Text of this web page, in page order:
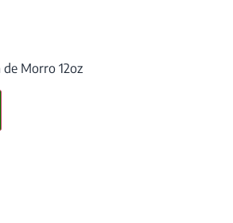
Morro 12oz